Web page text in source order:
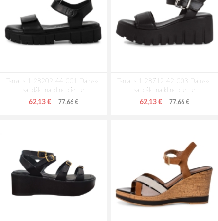
Tamaris 1-28209-44-001 Dámske
sandále na kline čierne
62,13 € 77,66 €
Tamaris 1-28712-42-003 Dámske
sandále na kline čierne
62,13 € 77,66 €